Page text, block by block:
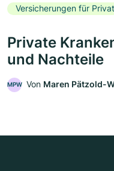
Versicherungen für
Private
und Nachteile
MPW Von Maren Pätzold-